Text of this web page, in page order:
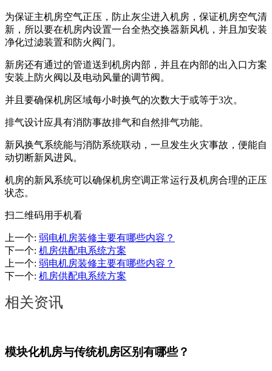
为保证主机房空气正压，防止灰尘进入机房，保证机房空气清
新，所以要在机房内设置一台全热交换器新风机，并且加安装
净化过滤装置和防火阀门。
新房还有通过的管道送到机房内部，并且在内部的出入口方案
安装上防火阀以及电动风量的调节阀。
并且要确保机房区域每小时换气的次数大于或等于3次。
排气设计应具有消防事故排气和自然排气功能。
新风换气系统能与消防系统联动，一旦发生火灾事故，便能自
动切断新风进风。
机房的新风系统可以确保机房空调正常运行及机房合理的正压
状态。
扫二维码用手机看
上一个: 弱电机房装修主要有哪些内容？
下一个: 机房供配电系统方案
上一个: 弱电机房装修主要有哪些内容？
下一个: 机房供配电系统方案
相关资讯
模块化机房与传统机房区别有哪些？